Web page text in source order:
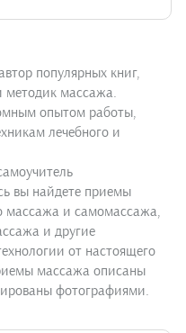
популярных книг,
методик массажа.
опытом работы,
лечебного и
вы найдете приемы
массажа и самомассажа,
и другие
от настоящего
массажа описаны
фотографиями.